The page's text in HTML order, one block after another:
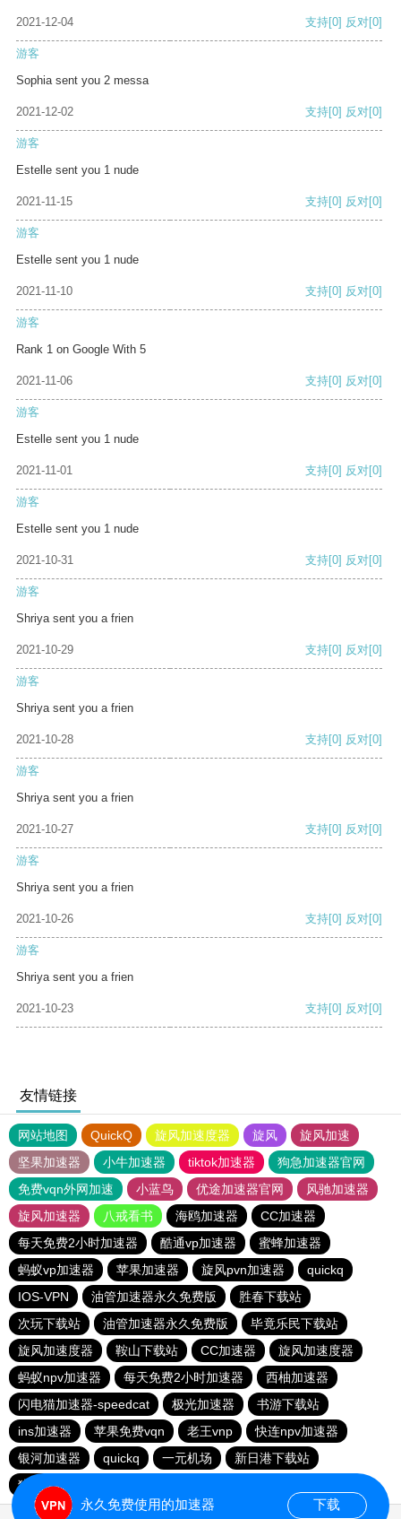
2021-12-04 支持[0] 反对[0]
游客
Sophia sent you 2 messa
2021-12-02 支持[0] 反对[0]
游客
Estelle sent you 1 nude
2021-11-15 支持[0] 反对[0]
游客
Estelle sent you 1 nude
2021-11-10 支持[0] 反对[0]
游客
Rank 1 on Google With 5
2021-11-06 支持[0] 反对[0]
游客
Estelle sent you 1 nude
2021-11-01 支持[0] 反对[0]
游客
Estelle sent you 1 nude
2021-10-31 支持[0] 反对[0]
游客
Shriya sent you a frien
2021-10-29 支持[0] 反对[0]
游客
Shriya sent you a frien
2021-10-28 支持[0] 反对[0]
游客
Shriya sent you a frien
2021-10-27 支持[0] 反对[0]
游客
Shriya sent you a frien
2021-10-26 支持[0] 反对[0]
游客
Shriya sent you a frien
2021-10-23 支持[0] 反对[0]
友情链接
网站地图 QuickQ 旋风加速度器 旋风
旋风加速
坚果加速器
小牛加速器 tiktok加速器
狗急加速器官网
免费vqn外网加速
小蓝鸟 优途加速器官网
风驰加速器
旋风加速器
八戒看书 海鸥加速器
CC加速器
每天免费2小时加速器
酷通vp加速器
蜜蜂加速器
蚂蚁vp加速器
苹果加速器 旋风pvn加速器
quickq
IOS-VPN
油管加速器永久免费版
胜春下载站
次玩下载站
油管加速器永久免费版
毕竟乐民下载站
旋风加速度器
鞍山下载站 CC加速器
旋风加速度器
蚂蚁npv加速器
每天免费2小时加速器
西柚加速器
闪电猫加速器-speedcat
极光加速器
书游下载站
ins加速器
苹果免费vqn 老王vnp
快连npv加速器
银河加速器
quickq 一元机场
新日港下载站
猎豹加速器
永久免费使用的加速器 下载